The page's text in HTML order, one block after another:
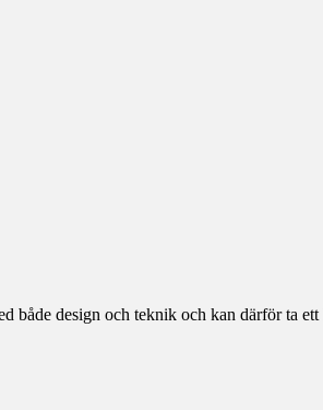
design och teknik och kan därför ta